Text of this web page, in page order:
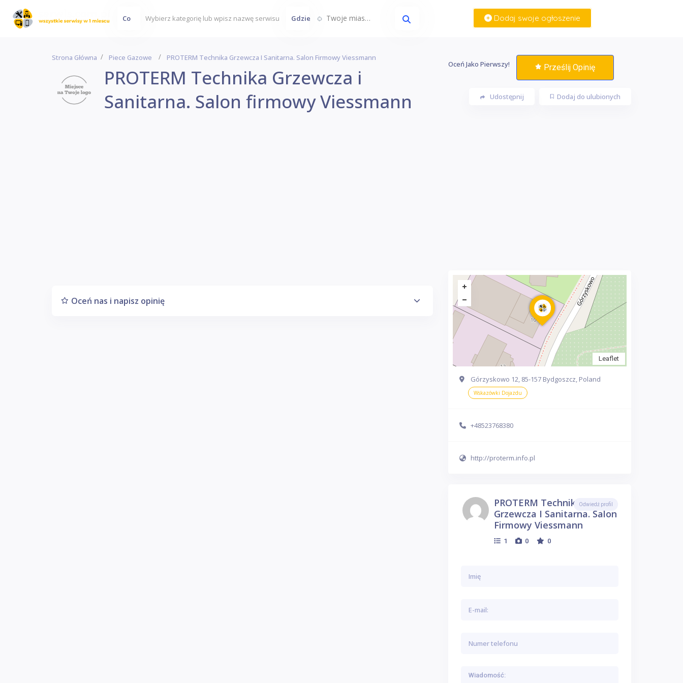
Co Gdzie Twoje miasto... Dodaj swoje ogłoszenie
Strona Główna Piece Gazowe PROTERM Technika Grzewcza I Sanitarna. Salon Firmowy Viessmann
PROTERM Technika Grzewcza i
Sanitarna. Salon firmowy Viessmann
Oceń Jako Pierwszy! Prześlij Opinię
Dodaj do ulubionych
Udostępnij
Oceń nas i napisz opinię
Leaflet
Górzyskowo 12, 85-157 Bydgoszcz, Poland
Wskazówki Dojazdu
+48523768380
http://proterm.info.pl
PROTERM Technika
Grzewcza I Sanitarna. Salon
Firmowy Viessmann
1 0 0
Odwiedź profil